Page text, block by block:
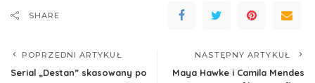
SHARE
POPRZEDNI ARTYKUŁ
Serial „Destan” skasowany po
NASTĘPNY ARTYKUŁ
Maya Hawke i Camila Mendes